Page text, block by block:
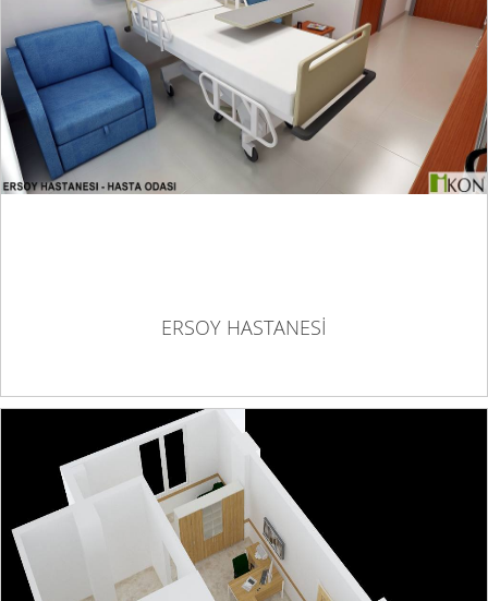
ERSOY HASTANESİ
ERSOY HASTANESİ